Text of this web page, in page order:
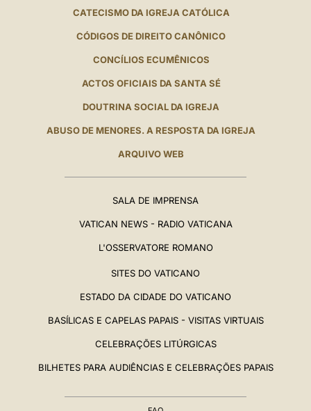
CATECISMO DA IGREJA CATÓLICA
CÓDIGOS DE DIREITO CANÔNICO
CONCÍLIOS ECUMÊNICOS
ACTOS OFICIAIS DA SANTA SÉ
DOUTRINA SOCIAL DA IGREJA
ABUSO DE MENORES. A RESPOSTA DA IGREJA
ARQUIVO WEB
SALA DE IMPRENSA
VATICAN NEWS - RADIO VATICANA
L'OSSERVATORE ROMANO
SITES DO VATICANO
ESTADO DA CIDADE DO VATICANO
BASÍLICAS E CAPELAS PAPAIS - VISITAS VIRTUAIS
CELEBRAÇÕES LITÚRGICAS
BILHETES PARA AUDIÊNCIAS E CELEBRAÇÕES PAPAIS